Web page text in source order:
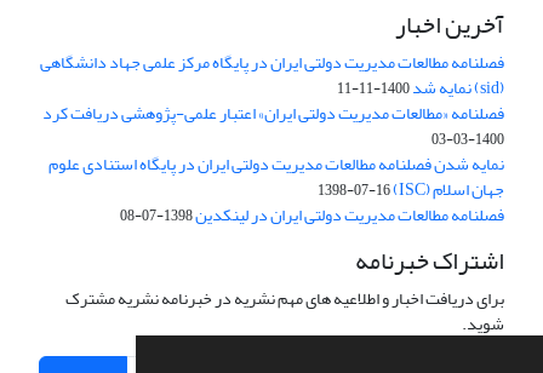
آخرین اخبار
فصلنامه مطالعات مدیریت دولتی ایران در پایگاه مرکز علمی جهاد دانشگاهی
(sid) نمایه شد 1400-11-11
فصلنامه «مطالعات مدیریت دولتی ایران» اعتبار علمی-پژوهشی دریافت کرد
1400-03-03
نمایه شدن فصلنامه مطالعات مدیریت دولتی ایران در پایگاه استنادی علوم
جهان اسلام (ISC) 1398-07-16
فصلنامه مطالعات مدیریت دولتی ایران در لینکدین1398-07-08
اشتراک خبرنامه
برای دریافت اخبار و اطلاعیه های مهم نشریه در خبرنامه نشریه مشترک
شوید.